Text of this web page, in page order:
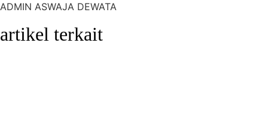
ADMIN ASWAJA DEWATA
artikel terkait